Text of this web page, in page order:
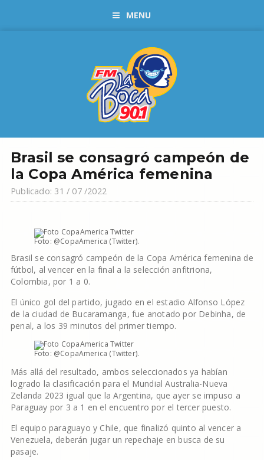
MENU
Brasil se consagró campeón de
la Copa América femenina
Publicado: 31 / 07 /2022
Foto: @CopaAmerica (Twitter).
Brasil se consagró campeón de la Copa América femenina de
fútbol, al vencer en la final a la selección anfitriona,
Colombia, por 1 a 0.
El único gol del partido, jugado en el estadio Alfonso López
de la ciudad de Bucaramanga, fue anotado por Debinha, de
penal, a los 39 minutos del primer tiempo.
Foto: @CopaAmerica (Twitter).
Más allá del resultado, ambos seleccionados ya habían
logrado la clasificación para el Mundial Australia-Nueva
Zelanda 2023 igual que la Argentina, que ayer se impuso a
Paraguay por 3 a 1 en el encuentro por el tercer puesto.
El equipo paraguayo y Chile, que finalizó quinto al vencer a
Venezuela, deberán jugar un repechaje en busca de su
pasaje.